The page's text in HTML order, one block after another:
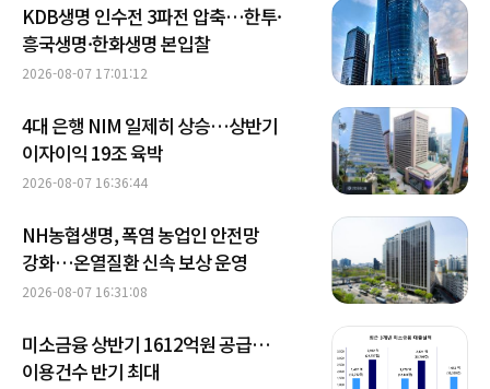
KDB생명 인수전 3파전 압축…한투·
흥국생명·한화생명 본입찰
2026-08-07 17:01:12
4대 은행 NIM 일제히 상승…상반기
이자이익 19조 육박
2026-08-07 16:36:44
NH농협생명, 폭염 농업인 안전망
강화…온열질환 신속 보상 운영
2026-08-07 16:31:08
미소금융 상반기 1612억원 공급…
이용건수 반기 최대